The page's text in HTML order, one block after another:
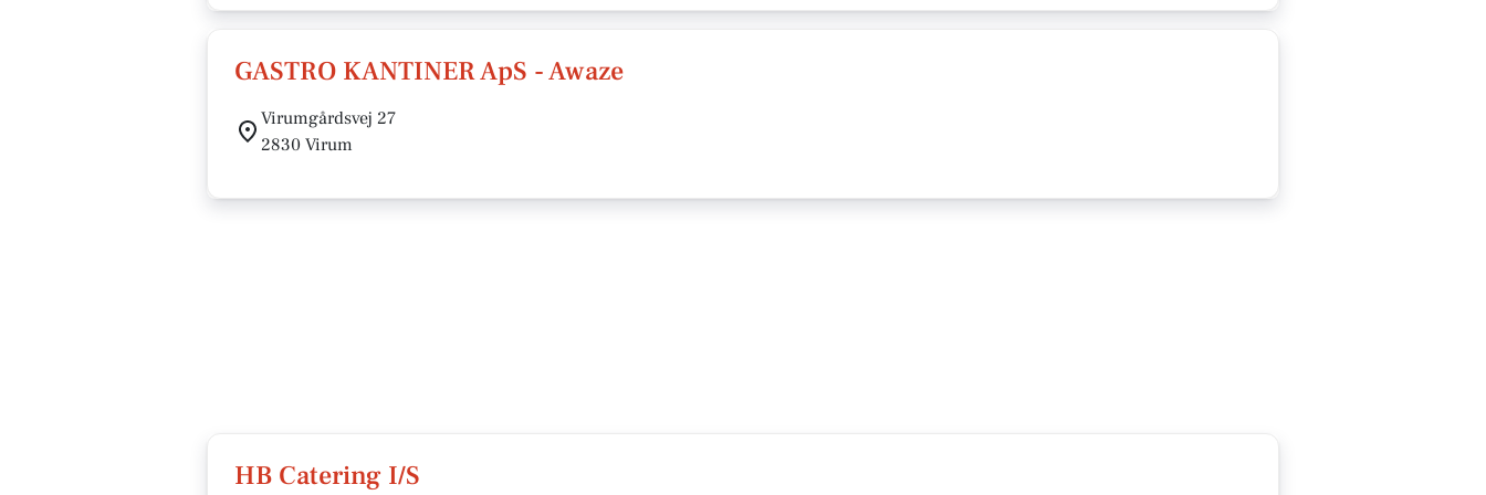
GASTRO KANTINER ApS - Awaze
Virumgårdsvej 27
2830 Virum
HB Catering I/S